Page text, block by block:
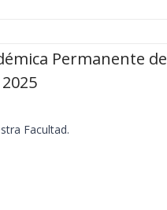
Permanente de
Facultad.